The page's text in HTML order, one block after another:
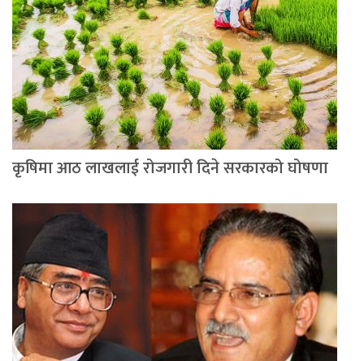
कृषिमा आठ लाखलाई रोजगारी दिने सरकारको घोषणा